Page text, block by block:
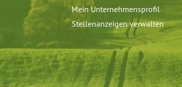
Mein Unternehmensprofil
Stellenanzeigen verwalten